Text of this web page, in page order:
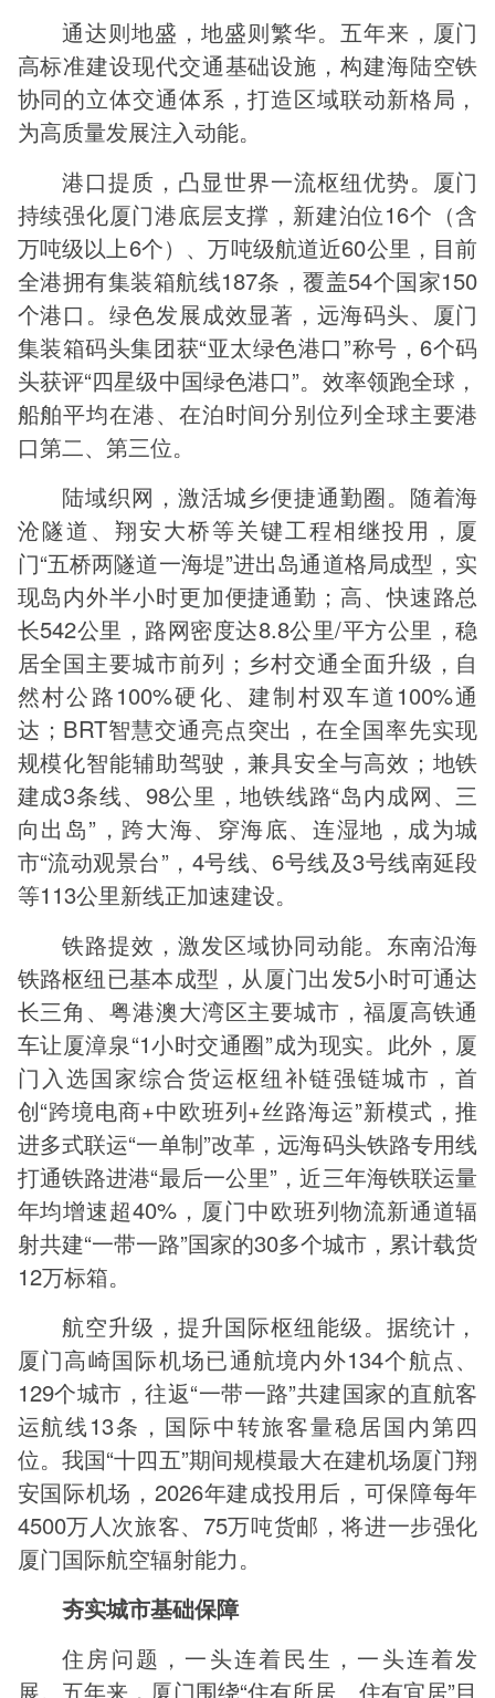
通达则地盛，地盛则繁华。五年来，厦门
高标准建设现代交通基础设施，构建海陆空铁
协同的立体交通体系，打造区域联动新格局，
为高质量发展注入动能。
港口提质，凸显世界一流枢纽优势。厦门
持续强化厦门港底层支撑，新建泊位16个（含
万吨级以上6个）、万吨级航道近60公里，目前
全港拥有集装箱航线187条，覆盖54个国家150
个港口。绿色发展成效显著，远海码头、厦门
集装箱码头集团获“亚太绿色港口”称号，6个码
头获评“四星级中国绿色港口”。效率领跑全球，
船舶平均在港、在泊时间分别位列全球主要港
口第二、第三位。
陆域织网，激活城乡便捷通勤圈。随着海
沧隧道、翔安大桥等关键工程相继投用，厦
门“五桥两隧道一海堤”进出岛通道格局成型，实
现岛内外半小时更加便捷通勤；高、快速路总
长542公里，路网密度达8.8公里/平方公里，稳
居全国主要城市前列；乡村交通全面升级，自
然村公路100%硬化、建制村双车道100%通
达；BRT智慧交通亮点突出，在全国率先实现
规模化智能辅助驾驶，兼具安全与高效；地铁
建成3条线、98公里，地铁线路“岛内成网、三
向出岛”，跨大海、穿海底、连湿地，成为城
市“流动观景台”，4号线、6号线及3号线南延段
等113公里新线正加速建设。
铁路提效，激发区域协同动能。东南沿海
铁路枢纽已基本成型，从厦门出发5小时可通达
长三角、粤港澳大湾区主要城市，福厦高铁通
车让厦漳泉“1小时交通圈”成为现实。此外，厦
门入选国家综合货运枢纽补链强链城市，首
创“跨境电商+中欧班列+丝路海运”新模式，推
进多式联运“一单制”改革，远海码头铁路专用线
打通铁路进港“最后一公里”，近三年海铁联运量
年均增速超40%，厦门中欧班列物流新通道辐
射共建“一带一路”国家的30多个城市，累计载货
12万标箱。
航空升级，提升国际枢纽能级。据统计，
厦门高崎国际机场已通航境内外134个航点、
129个城市，往返“一带一路”共建国家的直航客
运航线13条，国际中转旅客量稳居国内第四
位。我国“十四五”期间规模最大在建机场厦门翔
安国际机场，2026年建成投用后，可保障每年
4500万人次旅客、75万吨货邮，将进一步强化
厦门国际航空辐射能力。
夯实城市基础保障
住房问题，一头连着民生，一头连着发
展。五年来，厦门围绕“住有所居、住有宜居”目